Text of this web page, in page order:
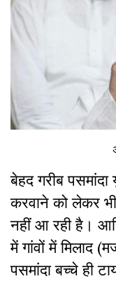
बेहद गरीब पसमांदा
करवाने को लेकर
नहीं आ रही है।
में गांवों में मिलाद
पसमांदा बच्चे ही